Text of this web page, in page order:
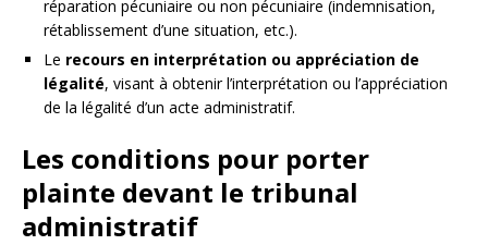
réparation pécuniaire ou non pécuniaire (indemnisation,
rétablissement d’une situation, etc.).
Le recours en interprétation ou appréciation de
légalité, visant à obtenir l’interprétation ou l’appréciation
de la légalité d’un acte administratif.
Les conditions pour porter
plainte devant le tribunal
administratif